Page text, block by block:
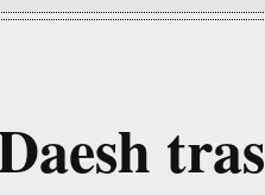
tras